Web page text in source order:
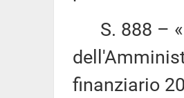
S. 888 –
finanziario